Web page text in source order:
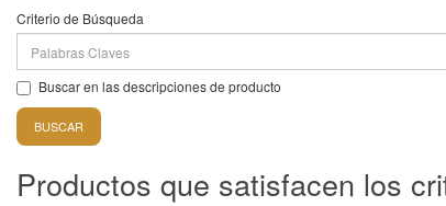
Criterio de Búsqueda
Buscar en las descripciones de producto
Productos que satisfacen los